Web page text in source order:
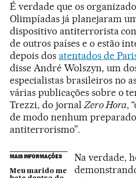
É verdade que os
Olimpíadas já planejaram
dispositivo antiterrorista
de outros países e o estão
depois dos atentados de
disse André Wolszyn, um
especialistas brasileiros no
várias publicações sobre o
Trezzi, do jornalZero Hora,
de modo nenhum
antiterrorismo”.
MAIS INFORMAÇÕES
Meu marido me
Na verdade,